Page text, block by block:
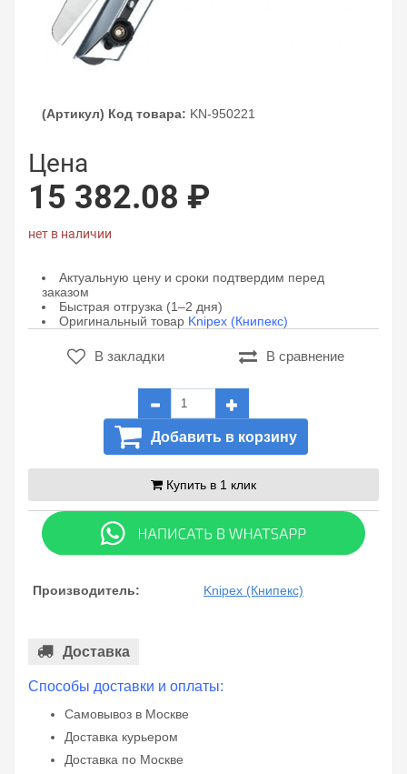
(Артикул) Код товара: KN-950221
Цена
15 382.08 ₽
нет в наличии
Актуальную цену и сроки подтвердим перед
заказом
Быстрая отгрузка (1–2 дня)
Оригинальный товар Knipex (Книпекс)
В закладки В сравнение
Добавить в корзину
Купить в 1 клик
Производитель: Knipex (Книпекс)
Доставка
Способы доставки и оплаты:
Самовывоз в Москве
Доставка курьером
Доставка по Москве